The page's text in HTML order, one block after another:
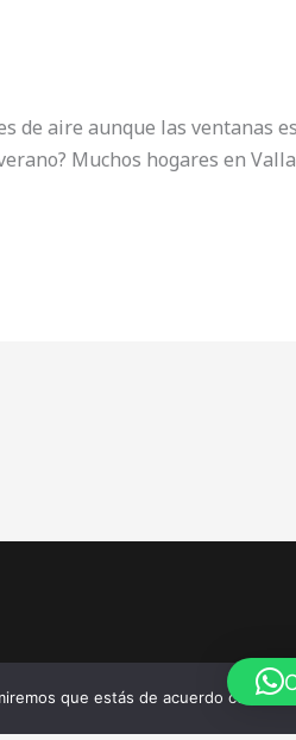
de aire aunque las ventanas
Muchos hogares en
que estás de acuerdo con ello.